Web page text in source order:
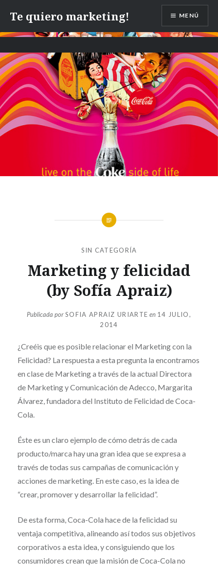
Te quiero marketing! MENÚ
SIN CATEGORÍA
Marketing y felicidad
(by Sofía Apraiz)
Publicada porSOFIA APRAIZ URIARTE en 14 JULIO,
2014
¿Creéis que es posible relacionar el Marketing con la
Felicidad? La respuesta a esta pregunta la encontramos
en clase de Marketing a través de la actual Directora
de Marketing y Comunicación de Adecco, Margarita
Álvarez, fundadora del Instituto de Felicidad de Coca-
Cola.
Éste es un claro ejemplo de cómo detrás de cada
producto/marca hay una gran idea que se expresa a
través de todas sus campañas de comunicación y
acciones de marketing. En este caso, es la idea de
“crear, promover y desarrollar la felicidad”.
De esta forma, Coca-Cola hace de la felicidad su
ventaja competitiva, alineando así todos sus objetivos
corporativos a esta idea, y consiguiendo que los
consumidores crean que la misión de Coca-Cola no